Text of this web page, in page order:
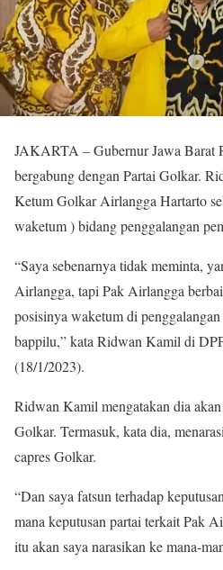
JAKARTA – Gubernur Jawa Barat
bergabung dengan Partai Golkar.
Ketum Golkar Airlangga Hartarto
waketum ) bidang penggalangan
“Saya sebenarnya tidak meminta,
Airlangga, tapi Pak Airlangga
posisinya waketum di
bappilu,” kata Ridwan Kamil di
(18/1/2023).
Ridwan Kamil mengatakan dia
Golkar. Termasuk, kata dia,
capres Golkar.
“Dan saya fatsun terhadap
mana keputusan partai terkait Pak
itu akan saya narasikan ke mana-